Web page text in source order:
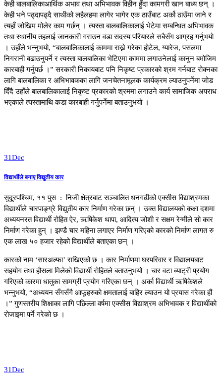
केही बालबालिकाआर्थिक अभाव तथा अभिभावक विहीन हुँदा कामगरी खान बाध्य छन् ।
केही भने पढ्दापढ्दै साथीको लहैलहमा लागेर भागेर एक ठाउँबाट अर्को ठाउँमा जाने र
त्यहाँ जोखिम मोलेर काम गर्छन् । त्यस्ता बालबालिकालाई भेटेमा सम्बन्धित अभिभावक
तथा स्थानीय तहलाई जानकारी गराउन वडा सदस्य परियारले सबैसँग आग्रह गर्नुभयो
। उहाँले भन्नुभयो, “बालबालिकालाई काममा राख्ने गरेका होटेल, ग्यारेज, पसलमा
निगरानी बढाउनुपर्ने र त्यस्ता बालबालिका भेटिएमा काममा लगाउनेलाई कानुन बमोजिम
कारबाही गर्नुपर्छ ।” सरकारी निकायबाट पनि निकृष्ट प्रकारको श्रम गर्नबाट रोक्नका
लागि बालबालिका र अभिभावकका लागि जनचेतनामूलक कार्यक्रम ल्याउनुपर्नेमा जोड
दिँदै उहाँले बालबालिकालाई निकृष्ट प्रकारको श्रममा लगाउने कार्य सामाजिक अपराध
भएकाले त्यस्तामाथि कडा कारबाही गर्नुपर्नेमा बताउनुभयो ।
31Dec
विद्यार्थीले बनाए विद्युतीय कार
सुदूरपश्चिम, ११ पुस : निजी क्षेत्रबाट सञ्चालित धनगढीको एक्सीस विद्याश्रमका
विद्यार्थीले चारपाङ्ग्रे विद्युतीय कार निर्माण गरेका छन् । उक्त विद्यालयको कक्षा दशमा
अध्ययनरत विद्यार्थी रोहित ऐर, ऋषिकेश थापा, आदित्य जोशी र सक्षम रेग्मीले सो कार
निर्माण गरेका हुन् । झण्डै चार महिना लगाएर निर्माण गरिएको कारको निर्माण लागत रु
एक लाख ५० हजार रहेको विद्यार्थीले बताएका छन् ।
कारको नाम ‘सारअल्फा’ राखिएको छ । कार निर्माणमा घरपरिवार र विद्यालयबाट
सहयोग तथा हौसला मिलेको विद्यार्थी रोहितले बताउनुभयो । चार वटा ब्याट्री प्रयोग
गरिएको कारमा धातुका सामग्री प्रयोग गरिएका छन् । अर्का विद्यार्थी ऋषिकेशले
भन्नुभयो, “अध्ययन सँगसँगै आफूहरुको क्षमतालाई बाहिर ल्याउन यो प्रयास गरेका हौं
।” गुणस्तरीय शिक्षाका लागि पछिल्ला वर्षमा एक्सीस विद्याश्रम अभिभावक र विद्यार्थीको
रोजाइमा पर्ने गरेको छ ।
31Dec